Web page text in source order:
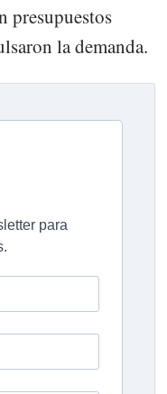
presupuestos
la demanda.